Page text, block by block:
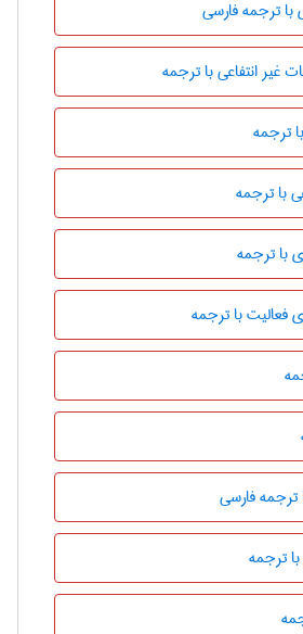
با ترجمه فارسی
غیر انتفاعی با ترجمه
ترجمه
با ترجمه
با ترجمه
فعالیت با ترجمه
ترجمه فارسی
ترجمه